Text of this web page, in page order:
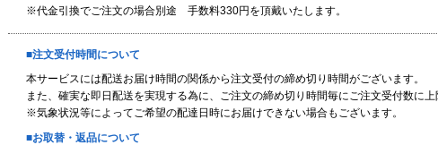
※代金引換でご注文の場合別途 手数料330円を頂戴いたします。
■注文受付時間について
本サービスには配送お届け時間の関係から注文受付の締め切り時間がございます。
また、確実な即日配送を実現する為に、ご注文の締め切り時間毎にご注文受付数に
※気象状況等によってご希望の配達日時にお届けできない場合もございます。
■お取替・返品について